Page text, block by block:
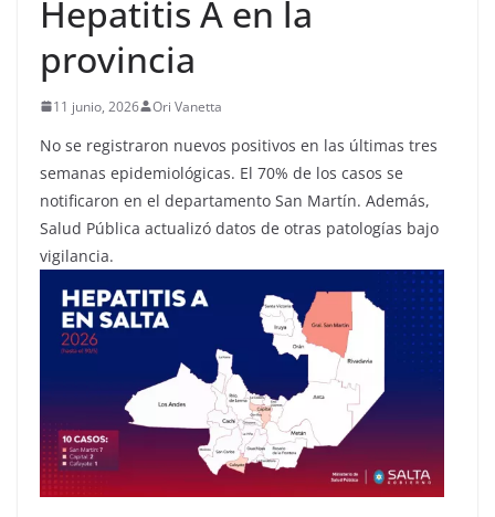
Hepatitis A en la
provincia
11 junio, 2026 Ori Vanetta
No se registraron nuevos positivos en las últimas tres
semanas epidemiológicas. El 70% de los casos se
notificaron en el departamento San Martín. Además,
Salud Pública actualizó datos de otras patologías bajo
vigilancia.